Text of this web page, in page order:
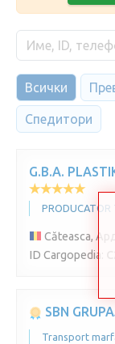
Всички
Спедитори
G.B.A.
PRODUCATOR
Căteasca,
ID Cargopedia:
SBN
Transport